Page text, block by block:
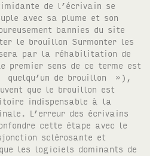
de l’écrivain se
avec sa plume et son
bannies du site
le brouillon Surmonter les
par la réhabilitation de
premier sens de ce terme est
de brouillon »),
que le brouillon est
indispensable à la
L’erreur des écrivains
cette étape avec le
sclérosante et
les logiciels dominants de